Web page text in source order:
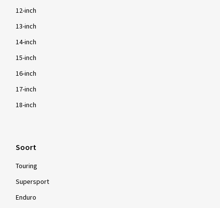
12-inch
13-inch
14-inch
15-inch
16-inch
17-inch
18-inch
Soort
Touring
Supersport
Enduro